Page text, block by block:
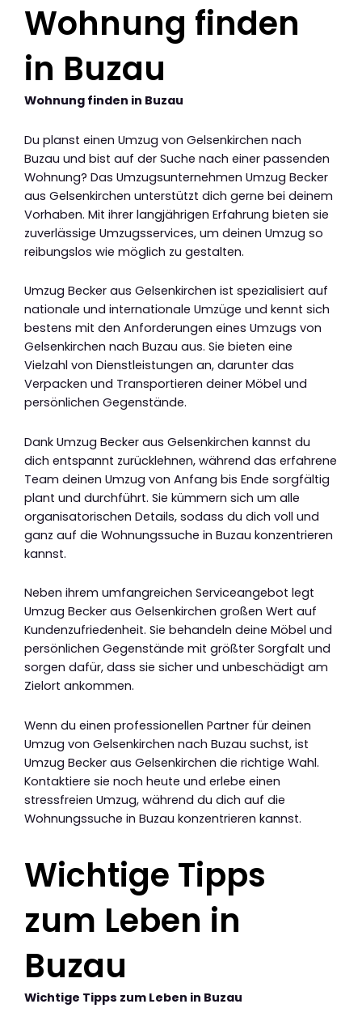
Wohnung finden
in Buzau
Wohnung finden in Buzau
Du planst einen Umzug von Gelsenkirchen nach
Buzau und bist auf der Suche nach einer passenden
Wohnung? Das Umzugsunternehmen Umzug Becker
aus Gelsenkirchen unterstützt dich gerne bei deinem
Vorhaben. Mit ihrer langjährigen Erfahrung bieten sie
zuverlässige Umzugsservices, um deinen Umzug so
reibungslos wie möglich zu gestalten.
Umzug Becker aus Gelsenkirchen ist spezialisiert auf
nationale und internationale Umzüge und kennt sich
bestens mit den Anforderungen eines Umzugs von
Gelsenkirchen nach Buzau aus. Sie bieten eine
Vielzahl von Dienstleistungen an, darunter das
Verpacken und Transportieren deiner Möbel und
persönlichen Gegenstände.
Dank Umzug Becker aus Gelsenkirchen kannst du
dich entspannt zurücklehnen, während das erfahrene
Team deinen Umzug von Anfang bis Ende sorgfältig
plant und durchführt. Sie kümmern sich um alle
organisatorischen Details, sodass du dich voll und
ganz auf die Wohnungssuche in Buzau konzentrieren
kannst.
Neben ihrem umfangreichen Serviceangebot legt
Umzug Becker aus Gelsenkirchen großen Wert auf
Kundenzufriedenheit. Sie behandeln deine Möbel und
persönlichen Gegenstände mit größter Sorgfalt und
sorgen dafür, dass sie sicher und unbeschädigt am
Zielort ankommen.
Wenn du einen professionellen Partner für deinen
Umzug von Gelsenkirchen nach Buzau suchst, ist
Umzug Becker aus Gelsenkirchen die richtige Wahl.
Kontaktiere sie noch heute und erlebe einen
stressfreien Umzug, während du dich auf die
Wohnungssuche in Buzau konzentrieren kannst.
Wichtige Tipps
zum Leben in
Buzau
Wichtige Tipps zum Leben in Buzau